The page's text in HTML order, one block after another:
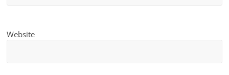
Website